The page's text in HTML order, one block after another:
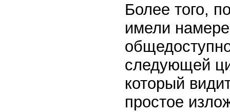
Более того,
имели
следующей
который
простое